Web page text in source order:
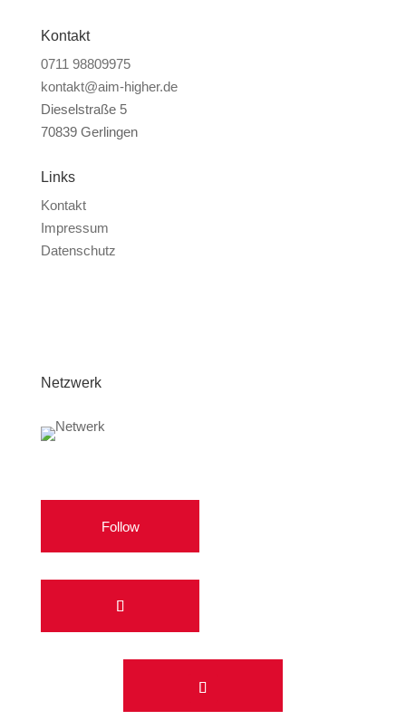
Kontakt
0711 98809975
kontakt@aim-higher.de
Dieselstraße 5
70839 Gerlingen
Links
Kontakt
Impressum
Datenschutz
Netzwerk
Follow